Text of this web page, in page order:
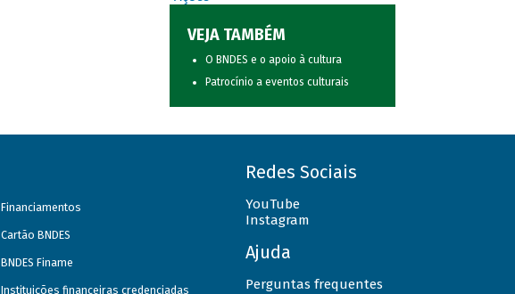
VEJA TAMBÉM
O BNDES e o apoio à cultura
Patrocínio a eventos culturais
Financiamentos
Cartão BNDES
BNDES Finame
Instituições financeiras credenciadas
Redes Sociais
YouTube
Instagram
Ajuda
Perguntas frequentes